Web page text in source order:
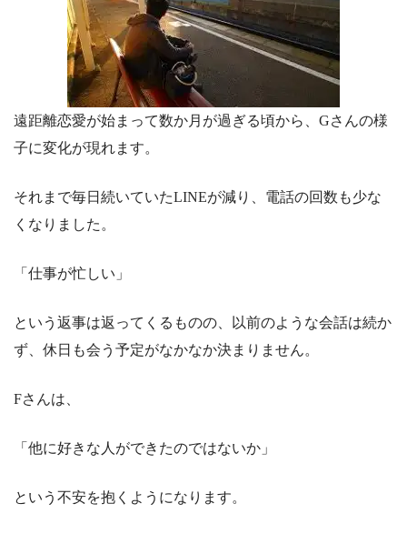
遠距離恋愛が始まって数か月が過ぎる頃から、Gさんの様
子に変化が現れます。
それまで毎日続いていたLINEが減り、電話の回数も少な
くなりました。
「仕事が忙しい」
という返事は返ってくるものの、以前のような会話は続か
ず、休日も会う予定がなかなか決まりません。
Fさんは、
「他に好きな人ができたのではないか」
という不安を抱くようになります。